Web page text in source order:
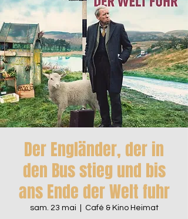
Der Engländer, der in
den Bus stieg und bis
ans Ende der Welt fuhr
sam. 23 mai Café & Kino Heimat